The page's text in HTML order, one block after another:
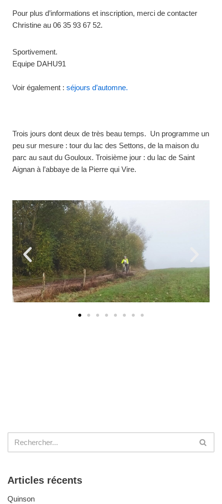
Pour plus d’informations et inscription, merci de contacter
Christine au 06 35 93 67 52.
Sportivement.
Equipe DAHU91
Voir également : séjours d’automne.
Trois jours dont deux de très beau temps. Un programme un
peu sur mesure : tour du lac des Settons, de la maison du
parc au saut du Gouloux. Troisième jour : du lac de Saint
Aignan à l’abbaye de la Pierre qui Vire.
Articles récents
Quinson